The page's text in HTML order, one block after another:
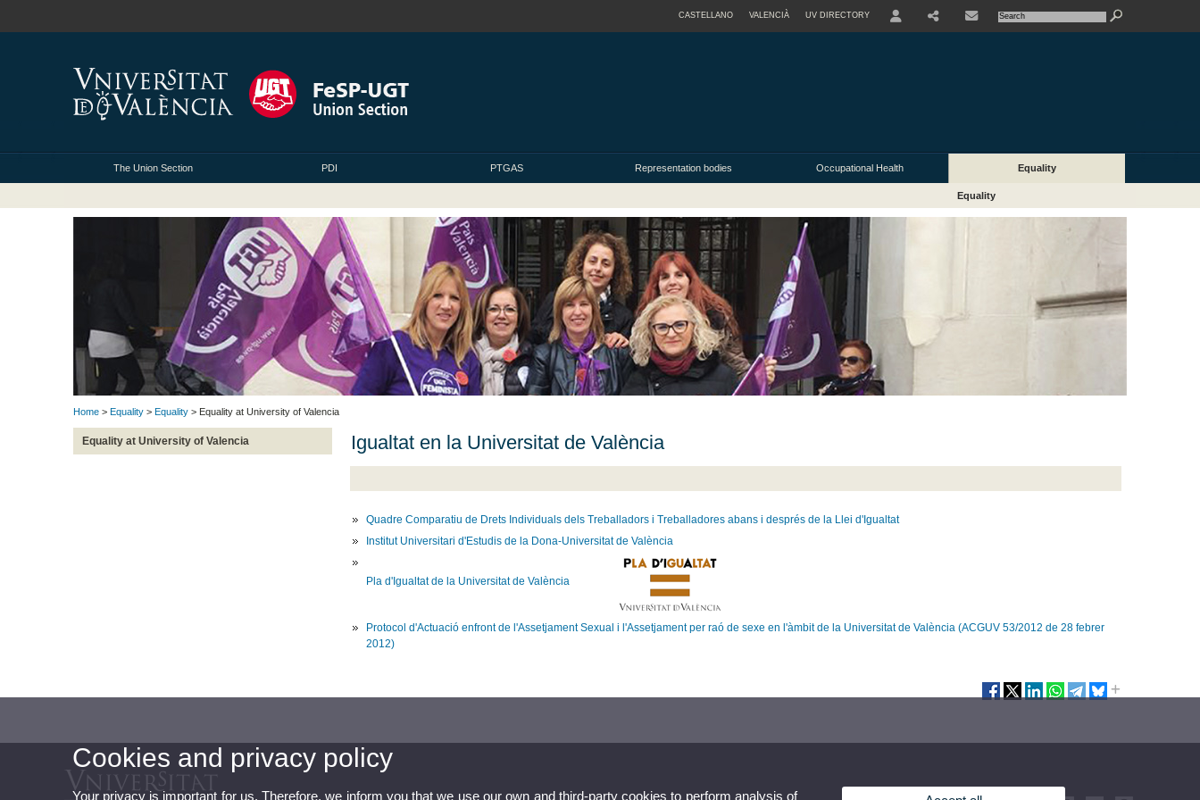
CASTELLANO VALENCIÀ UV DIRECTORY
The Union Section PDI PTGAS Representation bodies Occupational Health Equality
Equality
Home > Equality > Equality > Equality at University of Valencia
Equality at University of Valencia Igualtat en la Universitat de València
Quadre Comparatiu de Drets Individuals dels Treballadors i Treballadores abans i després de la Llei d'Igualtat
Institut Universitari d'Estudis de la Dona-Universitat de València
Pla d'Igualtat de la Universitat de València
Protocol d'Actuació enfront de l'Assetjament Sexual i l'Assetjament per raó de sexe en l'àmbit de la Universitat de València (ACGUV 53/2012 de 28 febrer
2012)
Cookies and privacy policy
Your privacy is important for us. Therefore, we inform you that we use our own and third-party cookies to perform analysis of